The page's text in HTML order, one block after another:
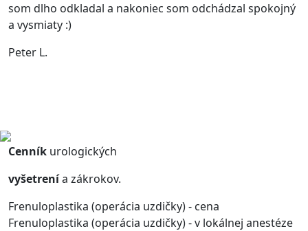
som dlho odkladal a nakoniec som odchádzal spokojný
a vysmiaty :)
Peter L.
Cenník urologických
vyšetrenía zákrokov.
Frenuloplastika (operácia uzdičky) - cena
Frenuloplastika (operácia uzdičky) - v lokálnej anestéze